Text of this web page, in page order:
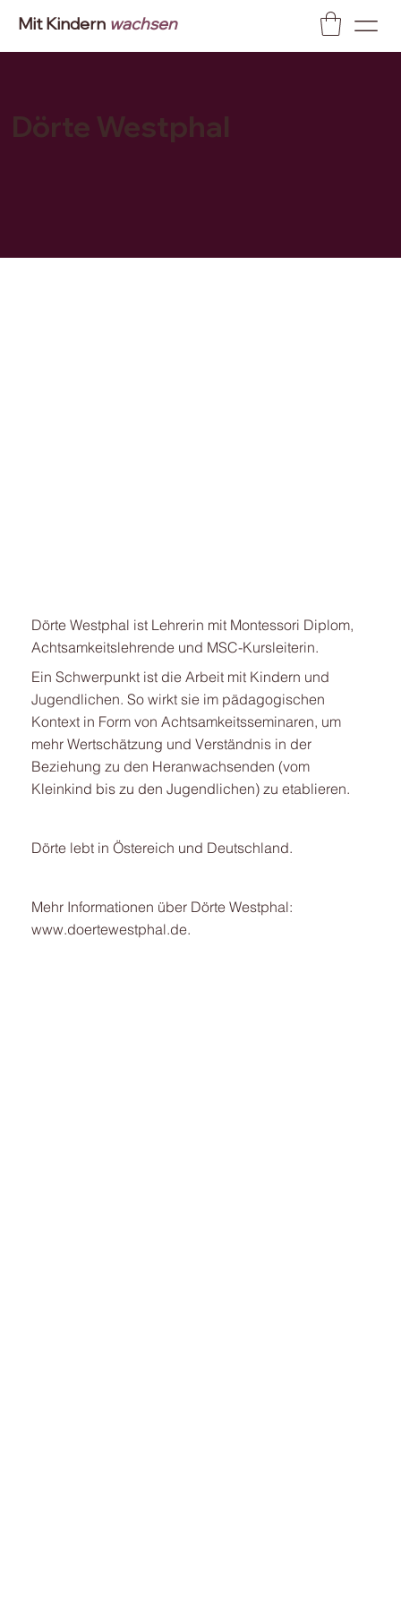
Mit Kindern wachsen
Dörte Westphal
Dörte Westphal ist Lehrerin mit Montessori Diplom,
Achtsamkeitslehrende und MSC-Kursleiterin.
Ein Schwerpunkt ist die Arbeit mit Kindern und
Jugendlichen. So wirkt sie im pädagogischen
Kontext in Form von Achtsamkeitsseminaren, um
mehr Wertschätzung und Verständnis in der
Beziehung zu den Heranwachsenden (vom
Kleinkind bis zu den Jugendlichen) zu etablieren.
Dörte lebt in Östereich und Deutschland.
Mehr Informationen über Dörte Westphal:
www.doertewestphal.de.